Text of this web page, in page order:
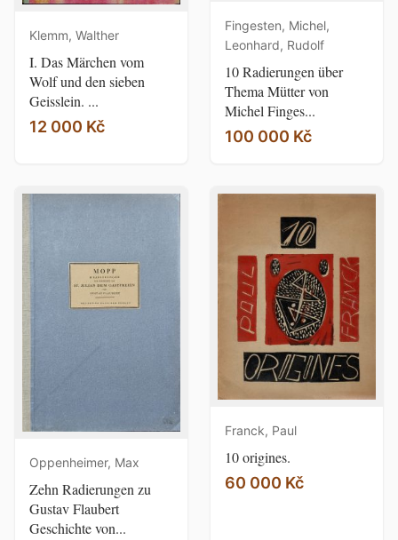
Klemm, Walther
I. Das Märchen vom
Wolf und den sieben
Geisslein. ...
12 000 Kč
Fingesten, Michel,
Leonhard, Rudolf
10 Radierungen über
Thema Mütter von
Michel Finges...
100 000 Kč
Oppenheimer, Max
Zehn Radierungen zu
Gustav Flaubert
Geschichte von...
Franck, Paul
10 origines.
60 000 Kč